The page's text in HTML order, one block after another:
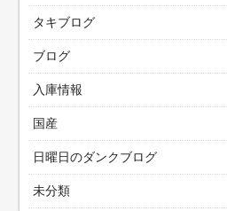
タキブログ
ブログ
入庫情報
国産
日曜日のダンクブログ
未分類